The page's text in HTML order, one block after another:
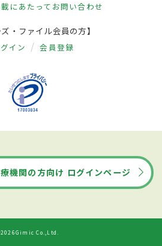
にあたって お問い合わせ
ズ・ファイル会員の方】
イン 会員登録
機関の方向け ログインページ
Co.,Ltd.